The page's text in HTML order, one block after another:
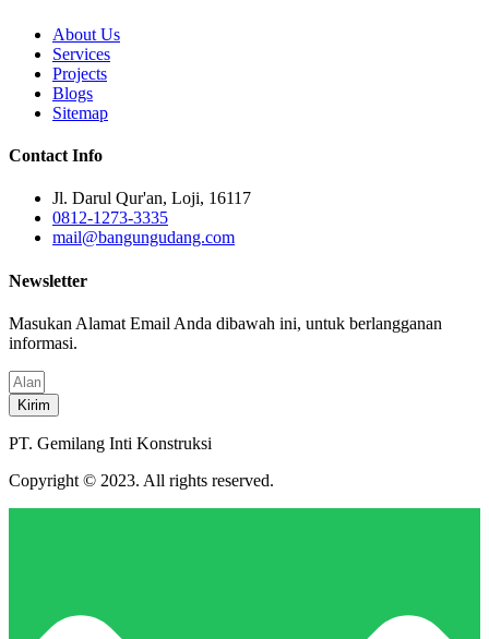
About Us
Services
Projects
Blogs
Sitemap
Contact Info
Jl. Darul Qur'an, Loji, 16117
0812-1273-3335
mail@bangungudang.com
Newsletter
Masukan Alamat Email Anda dibawah ini, untuk berlangganan
informasi.
Kirim
PT. Gemilang Inti Konstruksi
Copyright © 2023. All rights reserved.